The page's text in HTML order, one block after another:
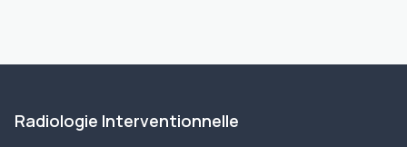
Radiologie Interventionnelle